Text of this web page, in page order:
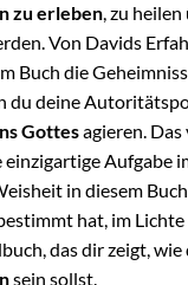
zu erleben , zu
Von Davids
Buch die
du deine
Gottesagieren.
einzigartige Aufgabe
in diesem
hat, im
das dir zeigt,
sein sollst.